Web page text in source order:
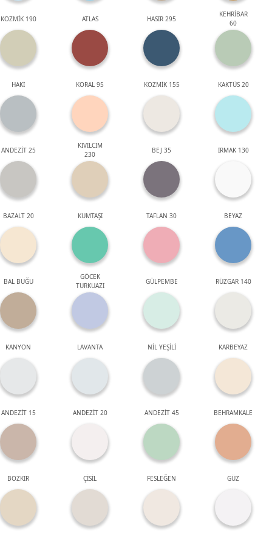
KOZMİK 190 ATLAS HASIR 295
KEHRİBAR
60
HAKİ KORAL 95 KOZMİK 155 KAKTÜS 20
ANDEZİT 25
KIVILCIM
230
BEJ 35 IRMAK 130
BAZALT 20 KUMTAŞI TAFLAN 30 BEYAZ
BAL BUĞU
GÖCEK
TURKUAZI
GÜLPEMBE RÜZGAR 140
KANYON LAVANTA NİL YEŞİLİ KARBEYAZ
ANDEZİT 15 ANDEZİT 20 ANDEZİT 45 BEHRAMKALE
BOZKIR ÇİSİL FESLEĞEN GÜZ